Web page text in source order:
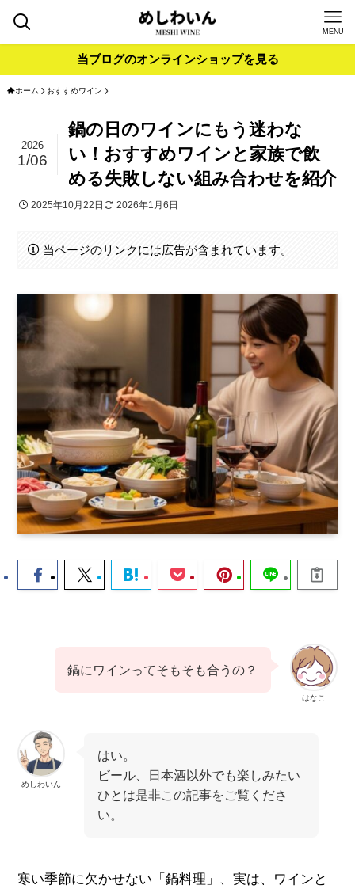
MENU
当ブログのオンラインショップを見る
ホーム おすすめワイン
鍋の日のワインにもう迷わな
い！おすすめワインと家族で飲
める失敗しない組み合わせを紹介
2026
1/06
2025年10月22日 2026年1月6日
当ページのリンクには広告が含まれています。
はなこ
鍋にワインってそもそも合うの？
めしわいん
はい。
ビール、日本酒以外でも楽しみたい
ひとは是非この記事をご覧くださ
い。
寒い季節に欠かせない「鍋料理」、実は、ワインと